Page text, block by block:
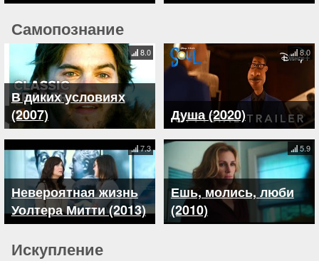
Самопознание
В диких условиях
(2007)
8.0
Душа (2020)
8.0
Невероятная жизнь
Уолтера Митти (2013)
7.3
Ешь, молись, люби
(2010)
5.9
Искупление